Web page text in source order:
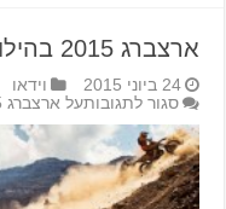
ארצברג 2015 בהילוך איטי
24 ביוני 2015
וידאו
סגור לתגובותעל ארצברג 2015 בהילוך איטי